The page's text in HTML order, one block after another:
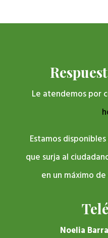
Le atendemos por
Estamos
que surja al
en un máximo
Noelia